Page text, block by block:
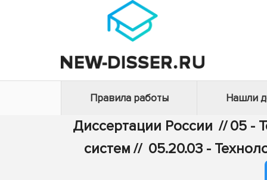
Правила работы Нашли
Диссертации России // 05 -
систем // 05.20.03 -